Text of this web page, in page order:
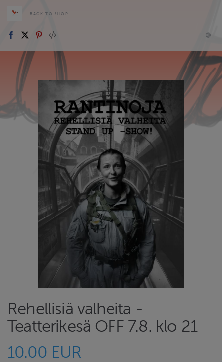
BACK TO SHOP
Rehellisiä valheita -
Teatterikesä OFF 7.8. klo 21
10.00 EUR